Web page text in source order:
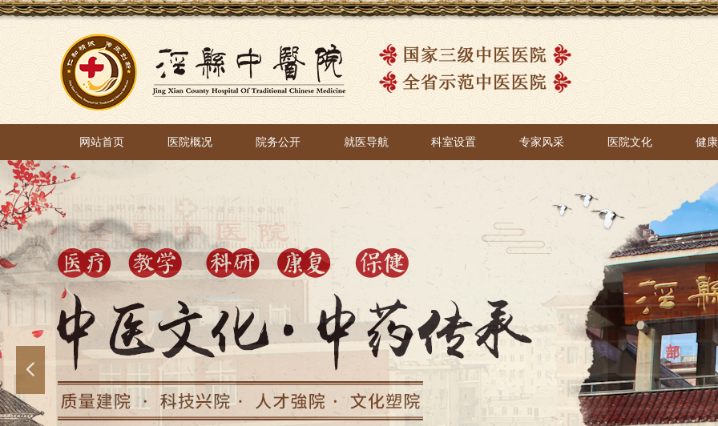
넳
网站首页
网站首页
医院概况 院务公开 就医导航 科室设置 专家风采 医院文化 健